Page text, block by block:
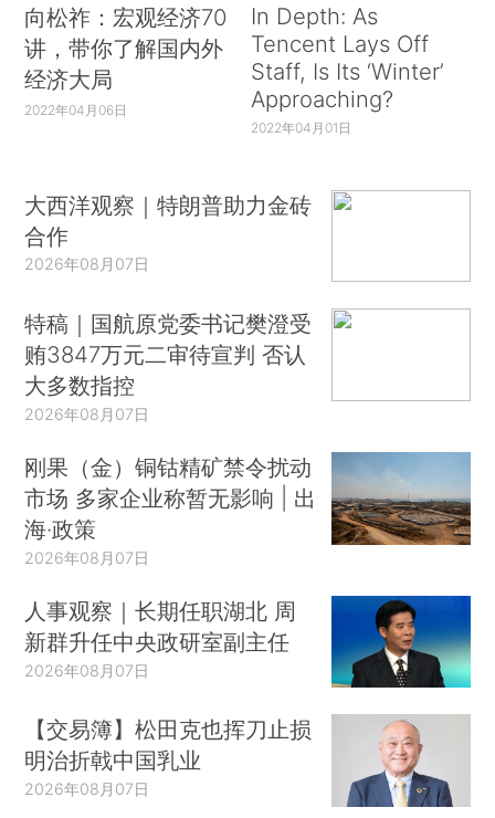
向松祚：宏观经济70
讲，带你了解国内外
经济大局
2022年04月06日
In Depth: As
Tencent Lays Off
Staff, Is Its ‘Winter’
Approaching?
2022年04月01日
大西洋观察｜特朗普助力金砖
合作
2026年08月07日
特稿｜国航原党委书记樊澄受
贿3847万元二审待宣判 否认
大多数指控
2026年08月07日
刚果（金）铜钴精矿禁令扰动
市场 多家企业称暂无影响 | 出
海·政策
2026年08月07日
人事观察｜长期任职湖北 周
新群升任中央政研室副主任
2026年08月07日
【交易簿】松田克也挥刀止损
明治折戟中国乳业
2026年08月07日